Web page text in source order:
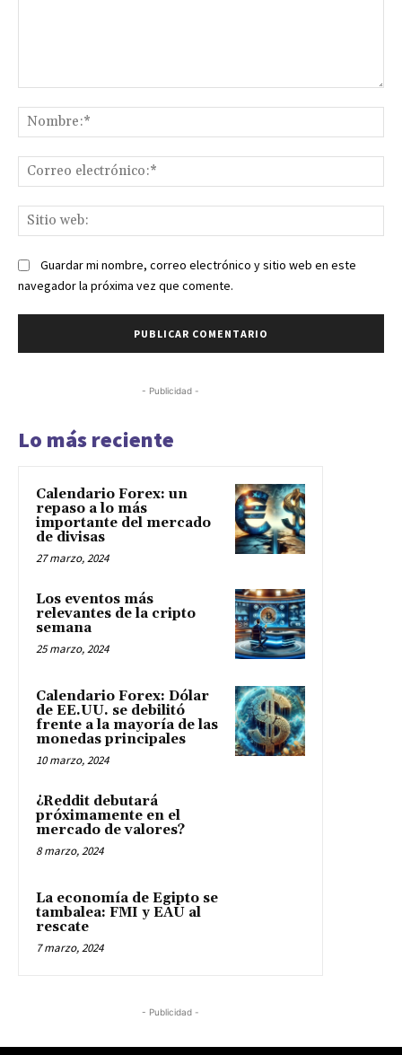
Guardar mi nombre, correo electrónico y sitio web en este
navegador la próxima vez que comente.
- Publicidad -
Lo más reciente
Calendario Forex: un
repaso a lo más
importante del mercado
de divisas
27 marzo, 2024
Los eventos más
relevantes de la cripto
semana
25 marzo, 2024
Calendario Forex: Dólar
de EE.UU. se debilitó
frente a la mayoría de las
monedas principales
10 marzo, 2024
¿Reddit debutará
próximamente en el
mercado de valores?
8 marzo, 2024
La economía de Egipto se
tambalea: FMI y EAU al
rescate
7 marzo, 2024
- Publicidad -